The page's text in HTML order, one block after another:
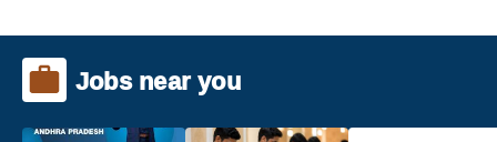
Jobs near you